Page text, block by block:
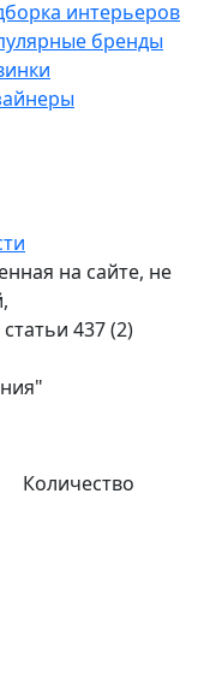
интерьеров
бренды
на сайте, не
437 (2)
Количество